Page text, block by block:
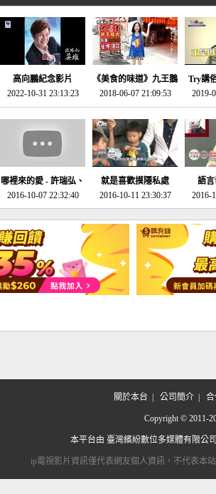
高向鵬紀念影片
2022-10-31 23:13:23
《美食的味道》九王鵝
肉
2018-06-07 21:09:53
Try講
2019-
哪裡來的愛 - 許瑞弘、
李其芬
2016-10-07 22:32:40
就是喜歡摸隱私處
2016-10-11 23:30:37
語
2016-
關於本台 公司簡介| 合
Copyright © 2011-
本平台由 臺灣繽紛數位多媒體有限公
ip電視影片資訊僅代表網友個人資訊，不代表本